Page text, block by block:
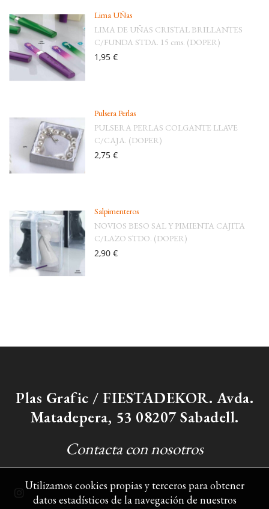
Lima UÑas
LIMA DE UÑAS CRISTAL BRILLANTES
C/FUNDA STDA. 15 cms. (DOPER)
1,95 €
Pulsera Perlas
PULSERA PERLAS COLGANTE LLAVE
C/CAJA. (DOPER)
2,75 €
Salpimenteros
NOVIOS BESO SAL Y PIMIENTA CAJITA
C/LAZO STDO. (DOPER)
2,90 €
Plas Grafic / FIESTADEKOR. Avda.
Matadepera, 53 08207 Sabadell.
Contacta con nosotros
Utilizamos cookies propias y terceros para obtener
datos estadísticos de la navegación de nuestros